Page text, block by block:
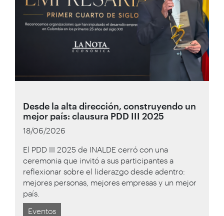
Desde la alta dirección, construyendo un
mejor país: clausura PDD III 2025
18/06/2026
El PDD III 2025 de INALDE cerró con una
ceremonia que invitó a sus participantes a
reflexionar sobre el liderazgo desde adentro:
mejores personas, mejores empresas y un mejor
país.
Eventos